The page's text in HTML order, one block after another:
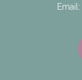
Email: